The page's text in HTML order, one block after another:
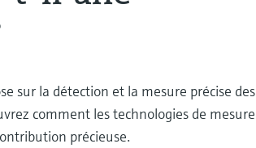
sur la détection et la mesure précise des
comment les technologies de mesure
précieuse.